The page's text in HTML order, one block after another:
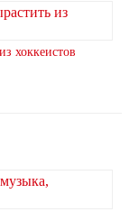
хоккеистов